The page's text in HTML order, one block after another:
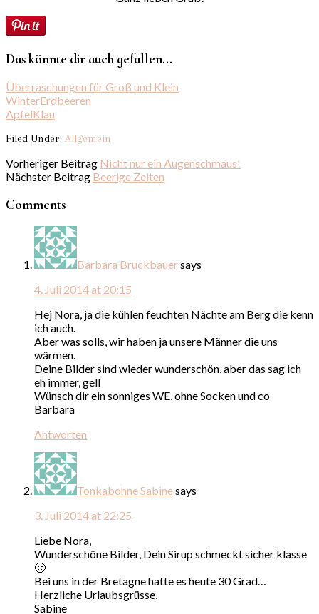
Das könnte dir auch gefallen...
Überraschungen für Groß und Klein
WinterErdbeeren
ApfelKlau
Filed Under: Allgemein
Vorheriger Beitrag Nicht nur ein Augenschmaus!
Nächster Beitrag Beerige Zeiten
Comments
Barbara Bruckbauersays
4. Juli 2014 at 20:15
Hej Nora, ja die kühlen feuchten Nächte am Berg die kenn
ich auch.
Aber was solls, wir haben ja unsere Männer die uns
wärmen.
Deine Bilder sind wieder wunderschön, aber das sag ich
eh immer, gell
Wünsch dir ein sonniges WE, ohne Socken und co
Barbara
Antworten
Tonkabohne Sabinesays
3. Juli 2014 at 22:25
Liebe Nora,
Wunderschöne Bilder, Dein Sirup schmeckt sicher klasse
🙂
Bei uns in der Bretagne hatte es heute 30 Grad…
Herzliche Urlaubsgrüsse,
Sabine